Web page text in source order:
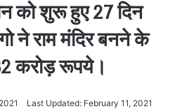
को शुरू हुए 27 दिन
ने राम मंदिर बनने के
करोड़ रूपये।
Last Updated: February 11, 2021